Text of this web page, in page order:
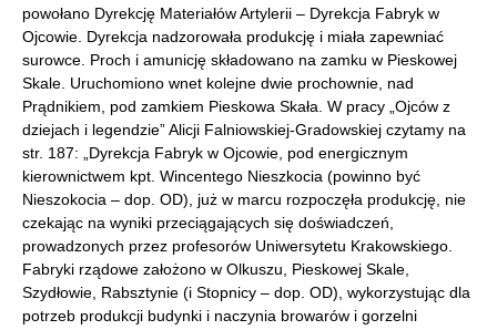
powołano Dyrekcję Materiałów Artylerii – Dyrekcja Fabryk w
Ojcowie. Dyrekcja nadzorowała produkcję i miała zapewniać
surowce. Proch i amunicję składowano na zamku w Pieskowej
Skale. Uruchomiono wnet kolejne dwie prochownie, nad
Prądnikiem, pod zamkiem Pieskowa Skała. W pracy „Ojców z
dziejach i legendzie” Alicji Falniowskiej-Gradowskiej czytamy na
str. 187: „Dyrekcja Fabryk w Ojcowie, pod energicznym
kierownictwem kpt. Wincentego Nieszkocia (powinno być
Nieszokocia – dop. OD), już w marcu rozpoczęła produkcję, nie
czekając na wyniki przeciągających się doświadczeń,
prowadzonych przez profesorów Uniwersytetu Krakowskiego.
Fabryki rządowe założono w Olkuszu, Pieskowej Skale,
Szydłowie, Rabsztynie (i Stopnicy – dop. OD), wykorzystując dla
potrzeb produkcji budynki i naczynia browarów i gorzelni